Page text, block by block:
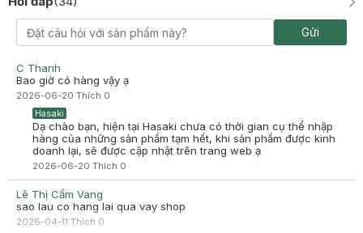
Gửi
C Thanh
Bao giờ có hàng vậy ạ
2026-06-20 Thích 0
Hasaki
Dạ chào bạn, hiện tại Hasaki chưa có thời gian cụ thể nhập
hàng của những sản phẩm tạm hết, khi sản phẩm được kinh
doanh lại, sẽ được cập nhật trên trang web ạ
2026-06-20 Thích 0
Lê Thị Cẩm Vang
sao lau co hang lai qua vay shop
2026-04-11 Thích 0